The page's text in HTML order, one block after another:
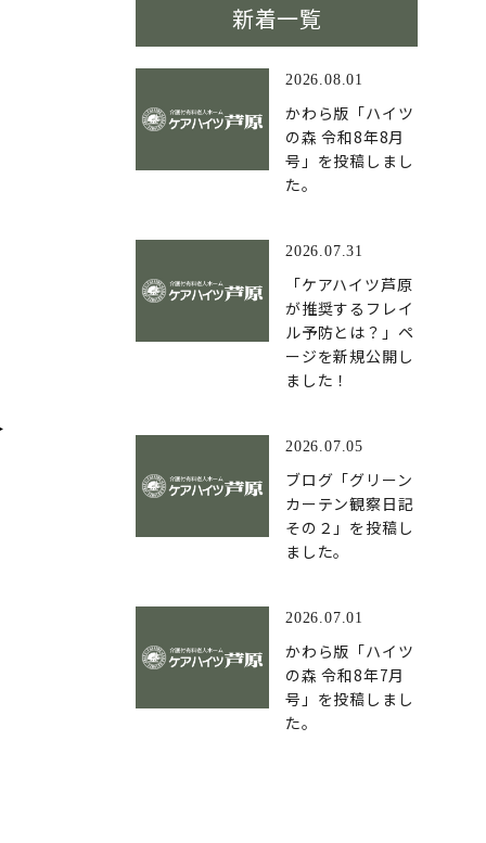
新着一覧
2026.08.01
かわら版「ハイツ
の森 令和8年8月
号」を投稿しまし
た。
2026.07.31
「ケアハイツ芦原
が推奨するフレイ
ル予防とは？」ペ
ージを新規公開し
ました！
2026.07.05
ブログ「グリーン
カーテン観察日記
その２」を投稿し
ました。
2026.07.01
かわら版「ハイツ
の森 令和8年7月
号」を投稿しまし
た。